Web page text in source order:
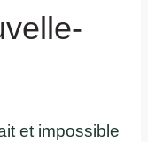
et impossible